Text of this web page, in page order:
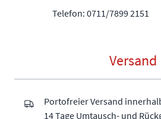
Telefon: 0711/7899 2151
Versand
Portofreier Versand
14 Tage Umtausch- und